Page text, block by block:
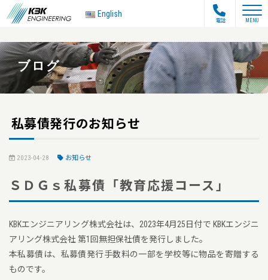
English
toggle
MENU
電話
ブログ
私募債発行のお知らせ
2023-04-28 お知らせ
ＳＤＧｓ私募債「教育応援コース」
KBKエンジニアリング株式会社は、2023年4月25日付で KBKエンジニ
アリング株式会社 第1回無担保社債を発行しました。
本私募債は、私募債発行手数料の一部を学校等に物品を寄贈する
ものです。